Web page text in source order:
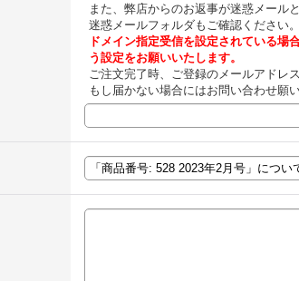
また、弊店からのお返事が迷惑メール
迷惑メールフォルダもご確認ください。
ドメイン指定受信を設定されている
う設定をお願いいたします。
ご注文完了時、ご登録のメールアドレ
もし届かない場合にはお問い合わせ願い